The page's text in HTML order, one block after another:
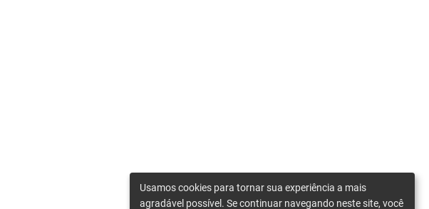
Usamos cookies para tornar sua experiência a mais
agradável possível. Se continuar navegando neste site, você